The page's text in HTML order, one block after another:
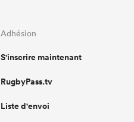
Adhésion
S'inscrire maintenant
RugbyPass.tv
Liste d'envoi